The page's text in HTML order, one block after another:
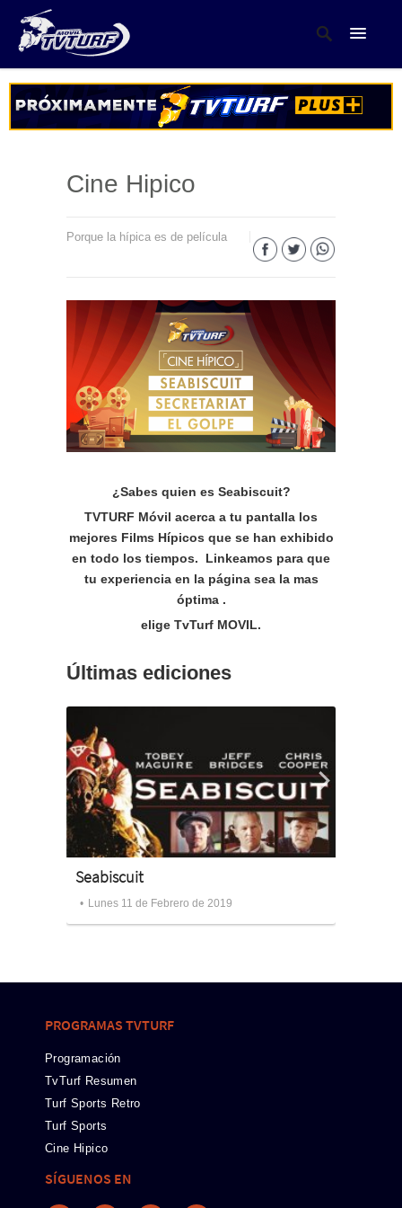
Cine Hipico
Porque la hípica es de película
¿Sabes quien es Seabiscuit?
TVTURF Móvil acerca a tu pantalla los
mejores Films Hípicos que se han exhibido
en todo los tiempos. Linkeamos para que
tu experiencia en la página sea la mas
óptima .
elige TvTurf MOVIL.
Últimas ediciones
Seabiscuit
Lunes 11 de Febrero de 2019
PROGRAMAS TVTURF
Programación
TvTurf Resumen
Turf Sports Retro
Turf Sports
Cine Hipico
SÍGUENOS EN